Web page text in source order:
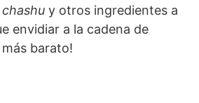
chashu y otros ingredientes a
envidiar a la cadena de
barato!